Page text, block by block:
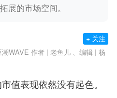
展的市场空间。
潮WAVE 作者 | 老鱼儿 、编辑 | 杨
+ 关注
值表现依然没有起色。